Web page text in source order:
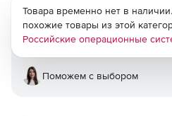
Товара временно нет в
похожие товары из этой
Российские операционные
Поможем с выбором